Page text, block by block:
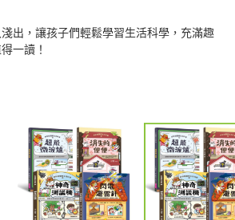
出，讓孩子們輕鬆學習生活科學，充滿趣
一讀！